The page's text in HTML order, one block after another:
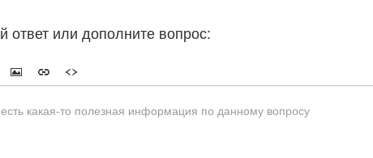
ответ или дополните вопрос: